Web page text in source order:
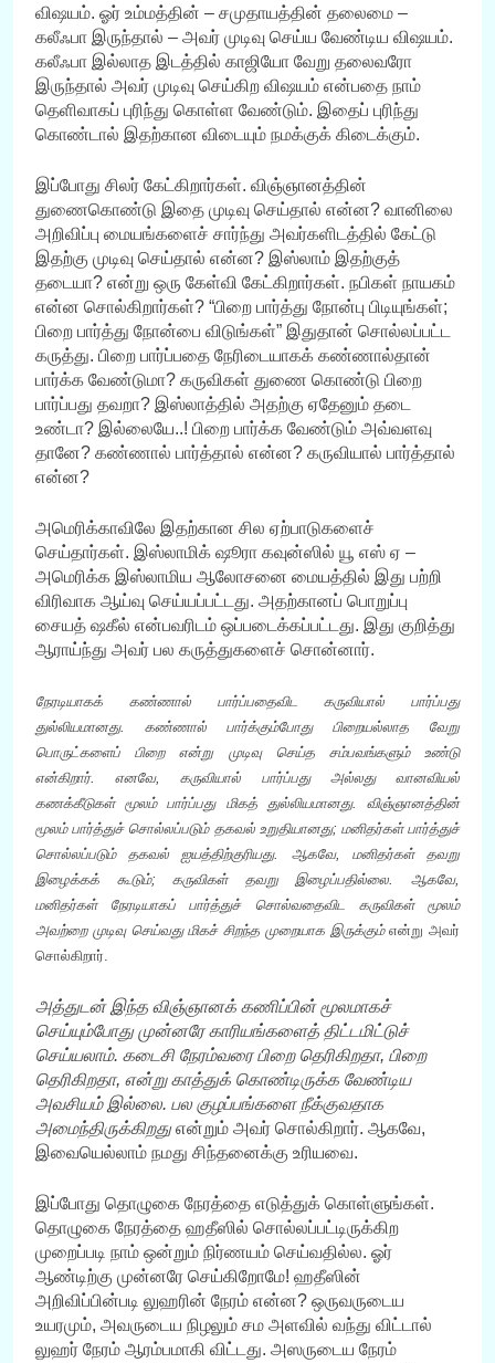
விஷயம். ஓர் உம்மத்தின் – சமுதாயத்தின் தலைமை –
கலீஃபா இருந்தால் – அவர் முடிவு செய்ய வேண்டிய விஷயம்.
கலீஃபா இல்லாத இடத்தில் காஜியோ வேறு தலைவரோ
இருந்தால் அவர் முடிவு செய்கிற விஷயம் என்பதை நாம்
தெளிவாகப் புரிந்து கொள்ள வேண்டும். இதைப் புரிந்து
கொண்டால் இதற்கான விடையும் நமக்குக் கிடைக்கும்.
இப்போது சிலர் கேட்கிறார்கள். விஞ்ஞானத்தின்
துணைகொண்டு இதை முடிவு செய்தால் என்ன? வானிலை
அறிவிப்பு மையங்களைச் சார்ந்து அவர்களிடத்தில் கேட்டு
இதற்கு முடிவு செய்தால் என்ன? இஸ்லாம் இதற்குத்
தடையா? என்று ஒரு கேள்வி கேட்கிறார்கள். நபிகள் நாயகம்
என்ன சொல்கிறார்கள்? “பிறை பார்த்து நோன்பு பிடியுங்கள்;
பிறை பார்த்து நோன்பை விடுங்கள்” இதுதான் சொல்லப்பட்ட
கருத்து. பிறை பார்ப்பதை நேரிடையாகக் கண்ணால்தான்
பார்க்க வேண்டுமா? கருவிகள் துணை கொண்டு பிறை
பார்ப்பது தவறா? இஸ்லாத்தில் அதற்கு ஏதேனும் தடை
உண்டா? இல்லையே..! பிறை பார்க்க வேண்டும் அவ்வளவு
தானே? கண்ணால் பார்த்தால் என்ன? கருவியால் பார்த்தால்
என்ன?
அமெரிக்காவிலே இதற்கான சில ஏற்பாடுகளைச்
செய்தார்கள். இஸ்லாமிக் ஷூரா கவுன்ஸில் யூ எஸ் ஏ –
அமெரிக்க இஸ்லாமிய ஆலோசனை மையத்தில் இது பற்றி
விரிவாக ஆய்வு செய்யப்பட்டது. அதற்கானப் பொறுப்பு
சையத் ஷகீல் என்பவரிடம் ஒப்படைக்கப்பட்டது. இது குறித்து
ஆராய்ந்து அவர் பல கருத்துகளைச் சொன்னார்.
நேரடியாகக் கண்ணால் பார்ப்பதைவிட கருவியால் பார்ப்பது
துல்லியமானது. கண்ணால் பார்க்கும்போது பிறையல்லாத வேறு
பொருட்களைப் பிறை என்று முடிவு செய்த சம்பவங்களும் உண்டு
என்கிறார். எனவே, கருவியால் பார்ப்பது அல்லது வானவியல்
கணக்கீடுகள் மூலம் பார்ப்பது மிகத் துல்லியமானது. விஞ்ஞானத்தின்
மூலம் பார்த்துச் சொல்லப்படும் தகவல் உறுதியானது; மனிதர்கள் பார்த்துச்
சொல்லப்படும் தகவல் ஐயத்திற்குரியது. ஆகவே, மனிதர்கள் தவறு
இழைக்கக் கூடும்; கருவிகள் தவறு இழைப்பதில்லை. ஆகவே,
மனிதர்கள் நேரடியாகப் பார்த்துச் சொல்வதைவிட கருவிகள் மூலம்
அவற்றை முடிவு செய்வது மிகச் சிறந்த முறையாக இருக்கும்என்று அவர்
சொல்கிறார்.
அத்துடன் இந்த விஞ்ஞானக் கணிப்பின் மூலமாகச்
செய்யும்போது முன்னரே காரியங்களைத் திட்டமிட்டுச்
செய்யலாம். கடைசி நேரம்வரை பிறை தெரிகிறதா, பிறை
தெரிகிறதா, என்று காத்துக் கொண்டிருக்க வேண்டிய
அவசியம் இல்லை. பல குழப்பங்களை நீக்குவதாக
அமைந்திருக்கிறதுஎன்றும் அவர் சொல்கிறார். ஆகவே,
இவையெல்லாம் நமது சிந்தனைக்கு உரியவை.
இப்போது தொழுகை நேரத்தை எடுத்துக் கொள்ளுங்கள்.
தொழுகை நேரத்தை ஹதீஸில் சொல்லப்பட்டிருக்கிற
முறைப்படி நாம் ஒன்றும் நிர்ணயம் செய்வதில்ல. ஓர்
ஆண்டிற்கு முன்னரே செய்கிறோமே! ஹதீஸின்
அறிவிப்பின்படி லுஹரின் நேரம் என்ன? ஒருவருடைய
உயரமும், அவருடைய நிழலும் சம அளவில் வந்து விட்டால்
லுஹர் நேரம் ஆரம்பமாகி விட்டது. அஸருடைய நேரம்